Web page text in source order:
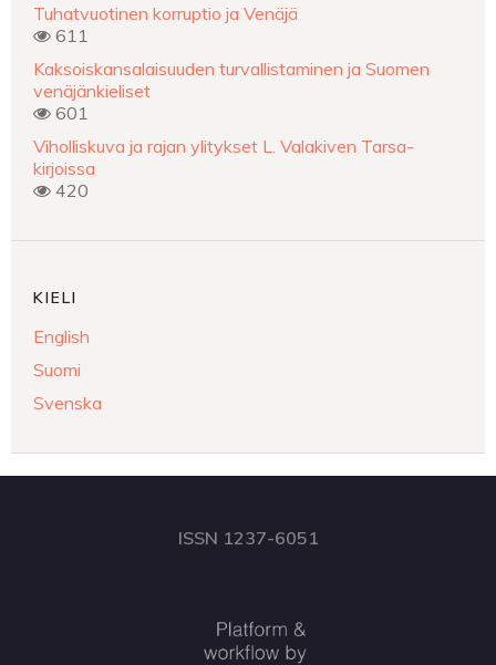
Tuhatvuotinen korruptio ja Venäjä
611
Kaksoiskansalaisuuden turvallistaminen ja Suomen
venäjänkieliset
601
Viholliskuva ja rajan ylitykset L. Valakiven Tarsa-
kirjoissa
420
KIELI
English
Suomi
Svenska
ISSN 1237-6051